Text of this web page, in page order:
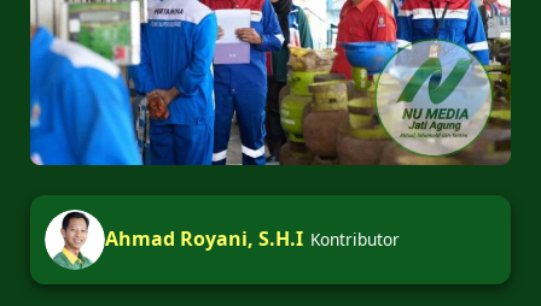
Ahmad Royani, S.H.I Kontributor